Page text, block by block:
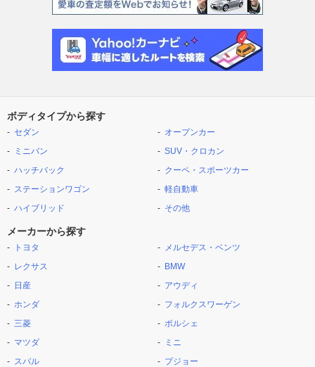
ボディタイプから探す
セダン
ミニバン
ハッチバック
ステーションワゴン
ハイブリッド
オープンカー
SUV・クロカン
クーペ・スポーツカー
軽自動車
その他
メーカーから探す
トヨタ
レクサス
日産
ホンダ
三菱
マツダ
スバル
メルセデス・ベンツ
BMW
アウディ
フォルクスワーゲン
ポルシェ
ミニ
プジョー